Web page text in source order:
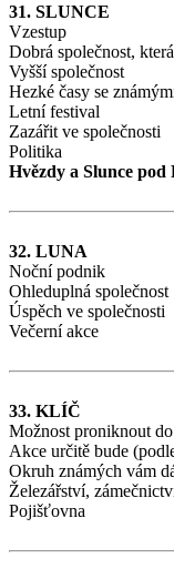
31. SLUNCE
Vzestup
Dobrá společnost,
Vyšší společnost
Hezké časy se
Letní festival
Zazářit ve společnosti
Politika
Hvězdy a Slunce pod
32. LUNA
Noční podnik
Ohleduplná společnost
Úspěch ve společnosti
Večerní akce
33. KLÍČ
Možnost proniknout
Akce určitě bude
Okruh známých vám
Železářství,
Pojišťovna